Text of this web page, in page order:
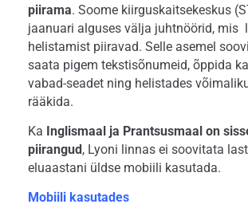
piirama. Soome kiirguskaitsekeskus
jaanuari alguses välja juhtnöörid, mis
helistamist piiravad. Selle asemel
saata pigem tekstisõnumeid, õppida
vabad-seadet ning helistades
rääkida.
Ka Inglismaal ja Prantsusmaal on
piirangud, Lyoni linnas ei soovitata
eluaastani üldse mobiili kasutada.
Mobiili kasutades